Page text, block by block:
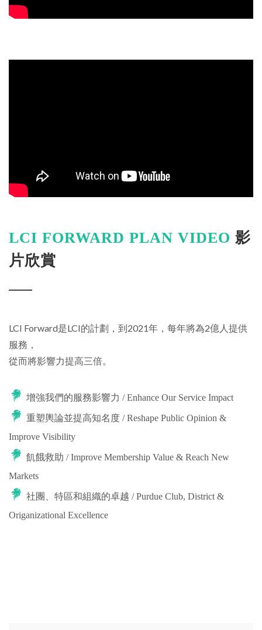
LCI FORWARD PLAN VIDEO 影
片欣賞
LCI Forward是LCI的計劃，到2021年，每年將為2億人提供
服務，
從而將影響力提高三倍。
增強我們的服務影響力 / Enhance Our Service Impact
重塑輿論並提高知名度 / Reshape Public Opinion &
Improve Visibility
飢餓救助 / Improve Membership Value & Reach New
Markets
社團、特區和組織的卓越 / Purdue Club, District &
Origanizational Excellence